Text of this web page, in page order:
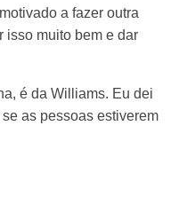
a fazer outra
isso muito bem e dar
é da Williams. Eu dei
as pessoas estiverem